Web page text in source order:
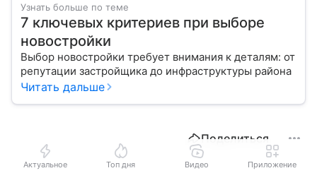
Узнать больше по теме
7 ключевых критериев при выборе
новостройки
Выбор новостройки требует внимания к деталям: от
репутации застройщика до инфраструктуры района
Читать дальше
Поделиться
Актуальное Топ дня Видео Приложение